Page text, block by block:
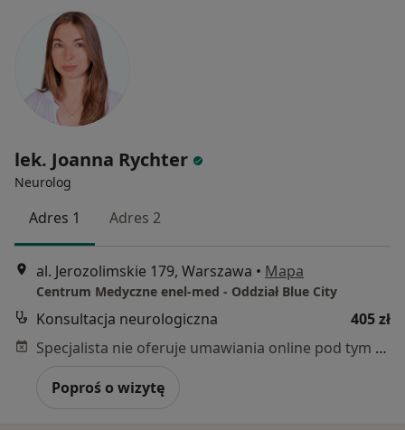
lek. Joanna Rychter
Neurolog
Adres 1 Adres 2
al. Jerozolimskie 179, Warszawa • Mapa
Centrum Medyczne enel-med - Oddział Blue City
Konsultacja neurologiczna
405 zł
Specjalista nie oferuje umawiania online pod tym adresem.
Poproś o wizytę